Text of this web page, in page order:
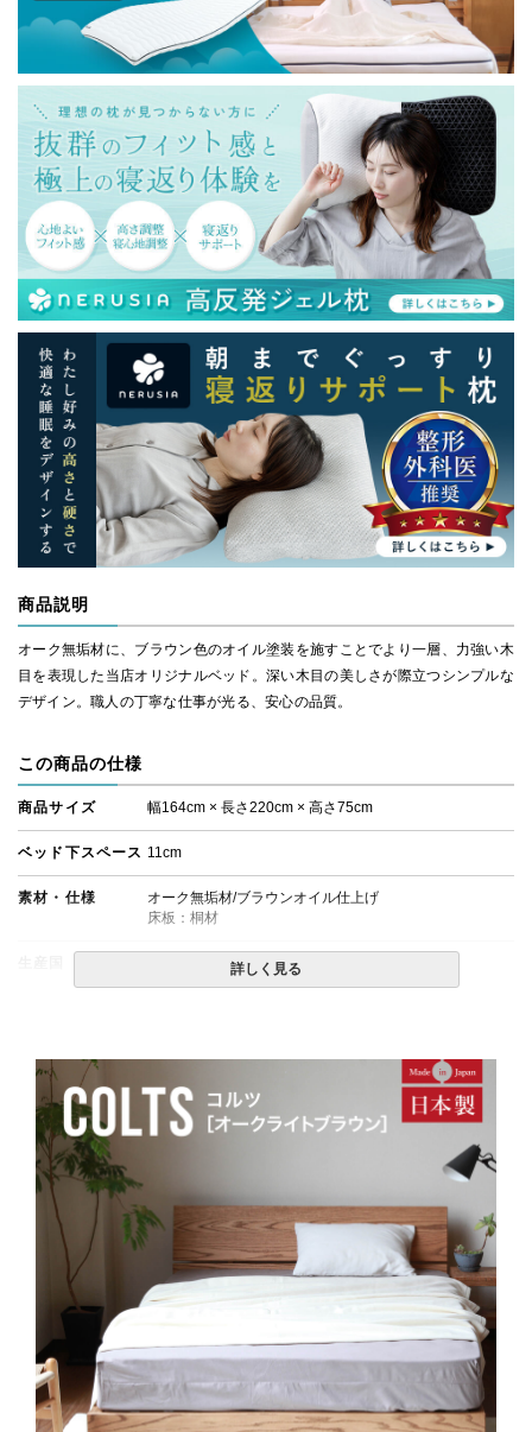
商品説明
オーク無垢材に、ブラウン色のオイル塗装を施すことでより一層、力強い木
目を表現した当店オリジナルベッド。深い木目の美しさが際立つシンプルな
デザイン。職人の丁寧な仕事が光る、安心の品質。
この商品の仕様
商品サイズ 幅164cm × 長さ220cm × 高さ75cm
ベッド下スペース 11cm
素材・仕様
オーク無垢材/ブラウンオイル仕上げ
床板：桐材
※北海道・沖縄・離島等一部地域へのお届けは別途送料
が発生する場合がございます。また発送予定も変更にな
る場合があります。
※できる限り実際の色を再現するよう心がけております
が、閲覧環境により誤差がでる場合がございますのでご
詳しく見る